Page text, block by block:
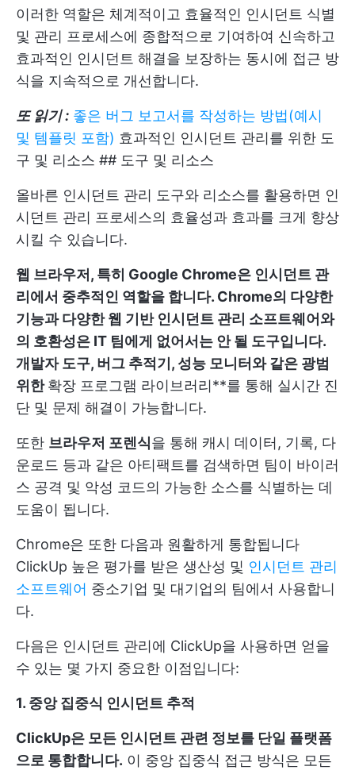
이러한 역할은 체계적이고 효율적인 인시던트 식별
및 관리 프로세스에 종합적으로 기여하여 신속하고
효과적인 인시던트 해결을 보장하는 동시에 접근 방
식을 지속적으로 개선합니다.
또 읽기 : 좋은 버그 보고서를 작성하는 방법(예시
및 템플릿 포함) 효과적인 인시던트 관리를 위한 도
구 및 리소스 ## 도구 및 리소스
올바른 인시던트 관리 도구와 리소스를 활용하면 인
시던트 관리 프로세스의 효율성과 효과를 크게 향상
시킬 수 있습니다.
웹 브라우저, 특히 Google Chrome은 인시던트 관
리에서 중추적인 역할을 합니다. Chrome의 다양한
기능과 다양한 웹 기반 인시던트 관리 소프트웨어와
의 호환성은 IT 팀에게 없어서는 안 될 도구입니다.
개발자 도구, 버그 추적기, 성능 모니터와 같은 광범
위한확장 프로그램 라이브러리**를 통해 실시간 진
단 및 문제 해결이 가능합니다.
또한 브라우저 포렌식을 통해 캐시 데이터, 기록, 다
운로드 등과 같은 아티팩트를 검색하면 팀이 바이러
스 공격 및 악성 코드의 가능한 소스를 식별하는 데
도움이 됩니다.
Chrome은 또한 다음과 원활하게 통합됩니다
ClickUp 높은 평가를 받은 생산성 및 인시던트 관리
소프트웨어 중소기업 및 대기업의 팀에서 사용합니
다.
다음은 인시던트 관리에 ClickUp을 사용하면 얻을
수 있는 몇 가지 중요한 이점입니다:
1. 중앙 집중식 인시던트 추적
ClickUp은 모든 인시던트 관련 정보를 단일 플랫폼
으로 통합합니다. 이 중앙 집중식 접근 방식은 모든